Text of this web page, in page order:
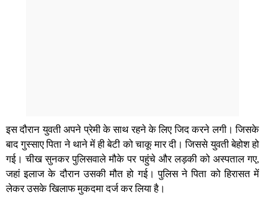
इस दौरान युवती अपने प्रेमी के साथ रहने के लिए जिद करने लगी। जिसके
बाद गुस्साए पिता ने थाने में ही बेटी को चाकू मार दी। जिससे युवती बेहोश हो
गई। चीख सुनकर पुलिसवाले मौके पर पहुंचे और लड़की को अस्पताल गए,
जहां इलाज के दौरान उसकी मौत हो गई। पुलिस ने पिता को हिरासत में
लेकर उसके खिलाफ मुकदमा दर्ज कर लिया है।